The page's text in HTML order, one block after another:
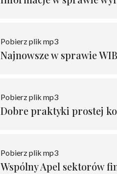
Pobierz plik mp3
Najnowsze w sprawie
Pobierz plik mp3
Dobre praktyki prostej
Pobierz plik mp3
Wspólny Apel sektorów